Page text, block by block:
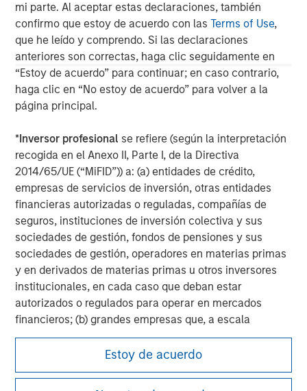
mi parte. Al aceptar estas declaraciones, también
confirmo que estoy de acuerdo con lasTerms of Use,
que he leído y comprendo. Si las declaraciones
anteriores son correctas, haga clic seguidamente en
“Estoy de acuerdo” para continuar; en caso contrario,
haga clic en “No estoy de acuerdo” para volver a la
página principal.
*Inversor profesional se refiere (según la interpretación
recogida en el Anexo II, Parte I, de la Directiva
2014/65/UE (“MiFID”)) a: (a) entidades de crédito,
empresas de servicios de inversión, otras entidades
financieras autorizadas o reguladas, compañías de
seguros, instituciones de inversión colectiva y sus
sociedades de gestión, fondos de pensiones y sus
sociedades de gestión, operadores en materias primas
y en derivados de materias primas u otros inversores
institucionales, en cada caso que deban estar
autorizados o regulados para operar en mercados
financieros; (b) grandes empresas que, a escala
individual, cumplan dos de los siguientes requisitos de
tamaño de la empresa: (i) total del balance: 20.000.000
EUR, (ii) volumen de negocios neto: 40.000.000 EUR o
Estoy de acuerdo
Executive Director
Edward Greenaway, CFA
Executive Director
Morgan Stanley Careers